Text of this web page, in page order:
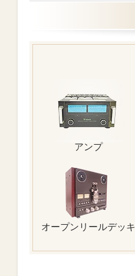
アンプ
オープンリールデッキ